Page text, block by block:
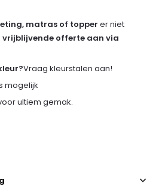
matras of topper er niet
vrijblijvende offerte aan via
Vraag kleurstalen aan!
mogelijk
ultiem gemak.